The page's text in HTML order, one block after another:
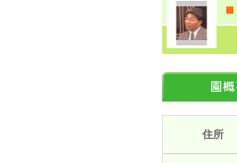
住所